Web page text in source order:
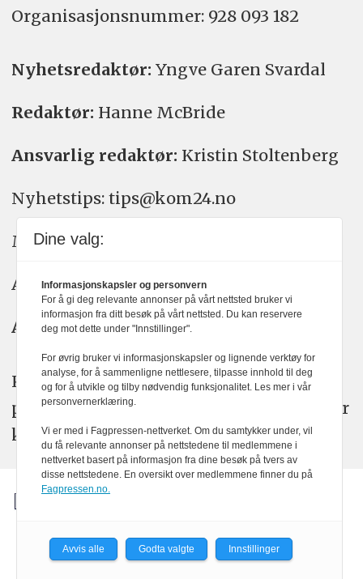
Organisasjons­nummer: 928 093 182
Nyhetsredaktør: Yngve Garen Svardal
Redaktør: Hanne McBride
Ansvarlig redaktør: Kristin Stoltenberg
Nyhetstips: tips@kom24.no
Meninger: meninger@kom24.no
Annonse: annonse@watchmedia.no
Abonnement:kom24@watchmedia.no
KOM24 arbeider etter Vær Varsom-
plakatens regler for god presseskikk. Her
kan du lese mer omPFUsarbeid.
Dine valg:
Informasjonskapsler og personvern
For å gi deg relevante annonser på vårt nettsted bruker vi
informasjon fra ditt besøk på vårt nettsted. Du kan reservere
deg mot dette under "Innstillinger".
For øvrig bruker vi informasjonskapsler og lignende verktøy for
analyse, for å sammenligne nettlesere, tilpasse innhold til deg
og for å utvikle og tilby nødvendig funksjonalitet. Les mer i vår
personvernerklæring.
Vi er med i Fagpressen-nettverket. Om du samtykker under, vil
du få relevante annonser på nettstedene til medlemmene i
nettverket basert på informasjon fra dine besøk på tvers av
disse nettstedene. En oversikt over medlemmene finner du på
Fagpressen.no.
Avvis alle Godta valgte Innstillinger